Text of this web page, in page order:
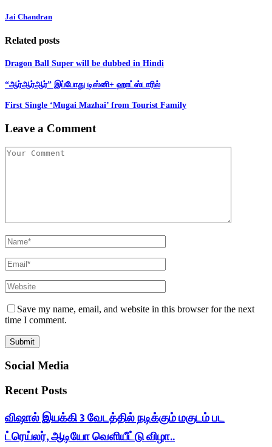
Jai Chandran
Related posts
Dragon Ball Super will be dubbed in Hindi
“ஆர்ஆர்ஆர்” இப்போது டிஸ்னி+ ஹாட்ஸ்டாரில்
First Single ‘Mugai Mazhai’ from Tourist Family
Leave a Comment
Save my name, email, and website in this browser for the next
time I comment.
Social Media
Recent Posts
விஷால் இயக்கி 3 வேடத்தில் நடிக்கும் மகுடம் பட
ட்ரெய்லர், ஆடியோ வெளியீட்டு விழா..